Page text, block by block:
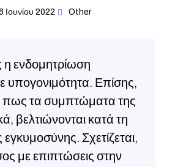
Ιουνίου 2022 Other
ενδομητρίωση
υπογονιμότητα. Επίσης,
πως τα συμπτώματα της
βελτιώνονται κατά τη
εγκυμοσύνης. Σχετίζεται,
με επιπτώσεις στην